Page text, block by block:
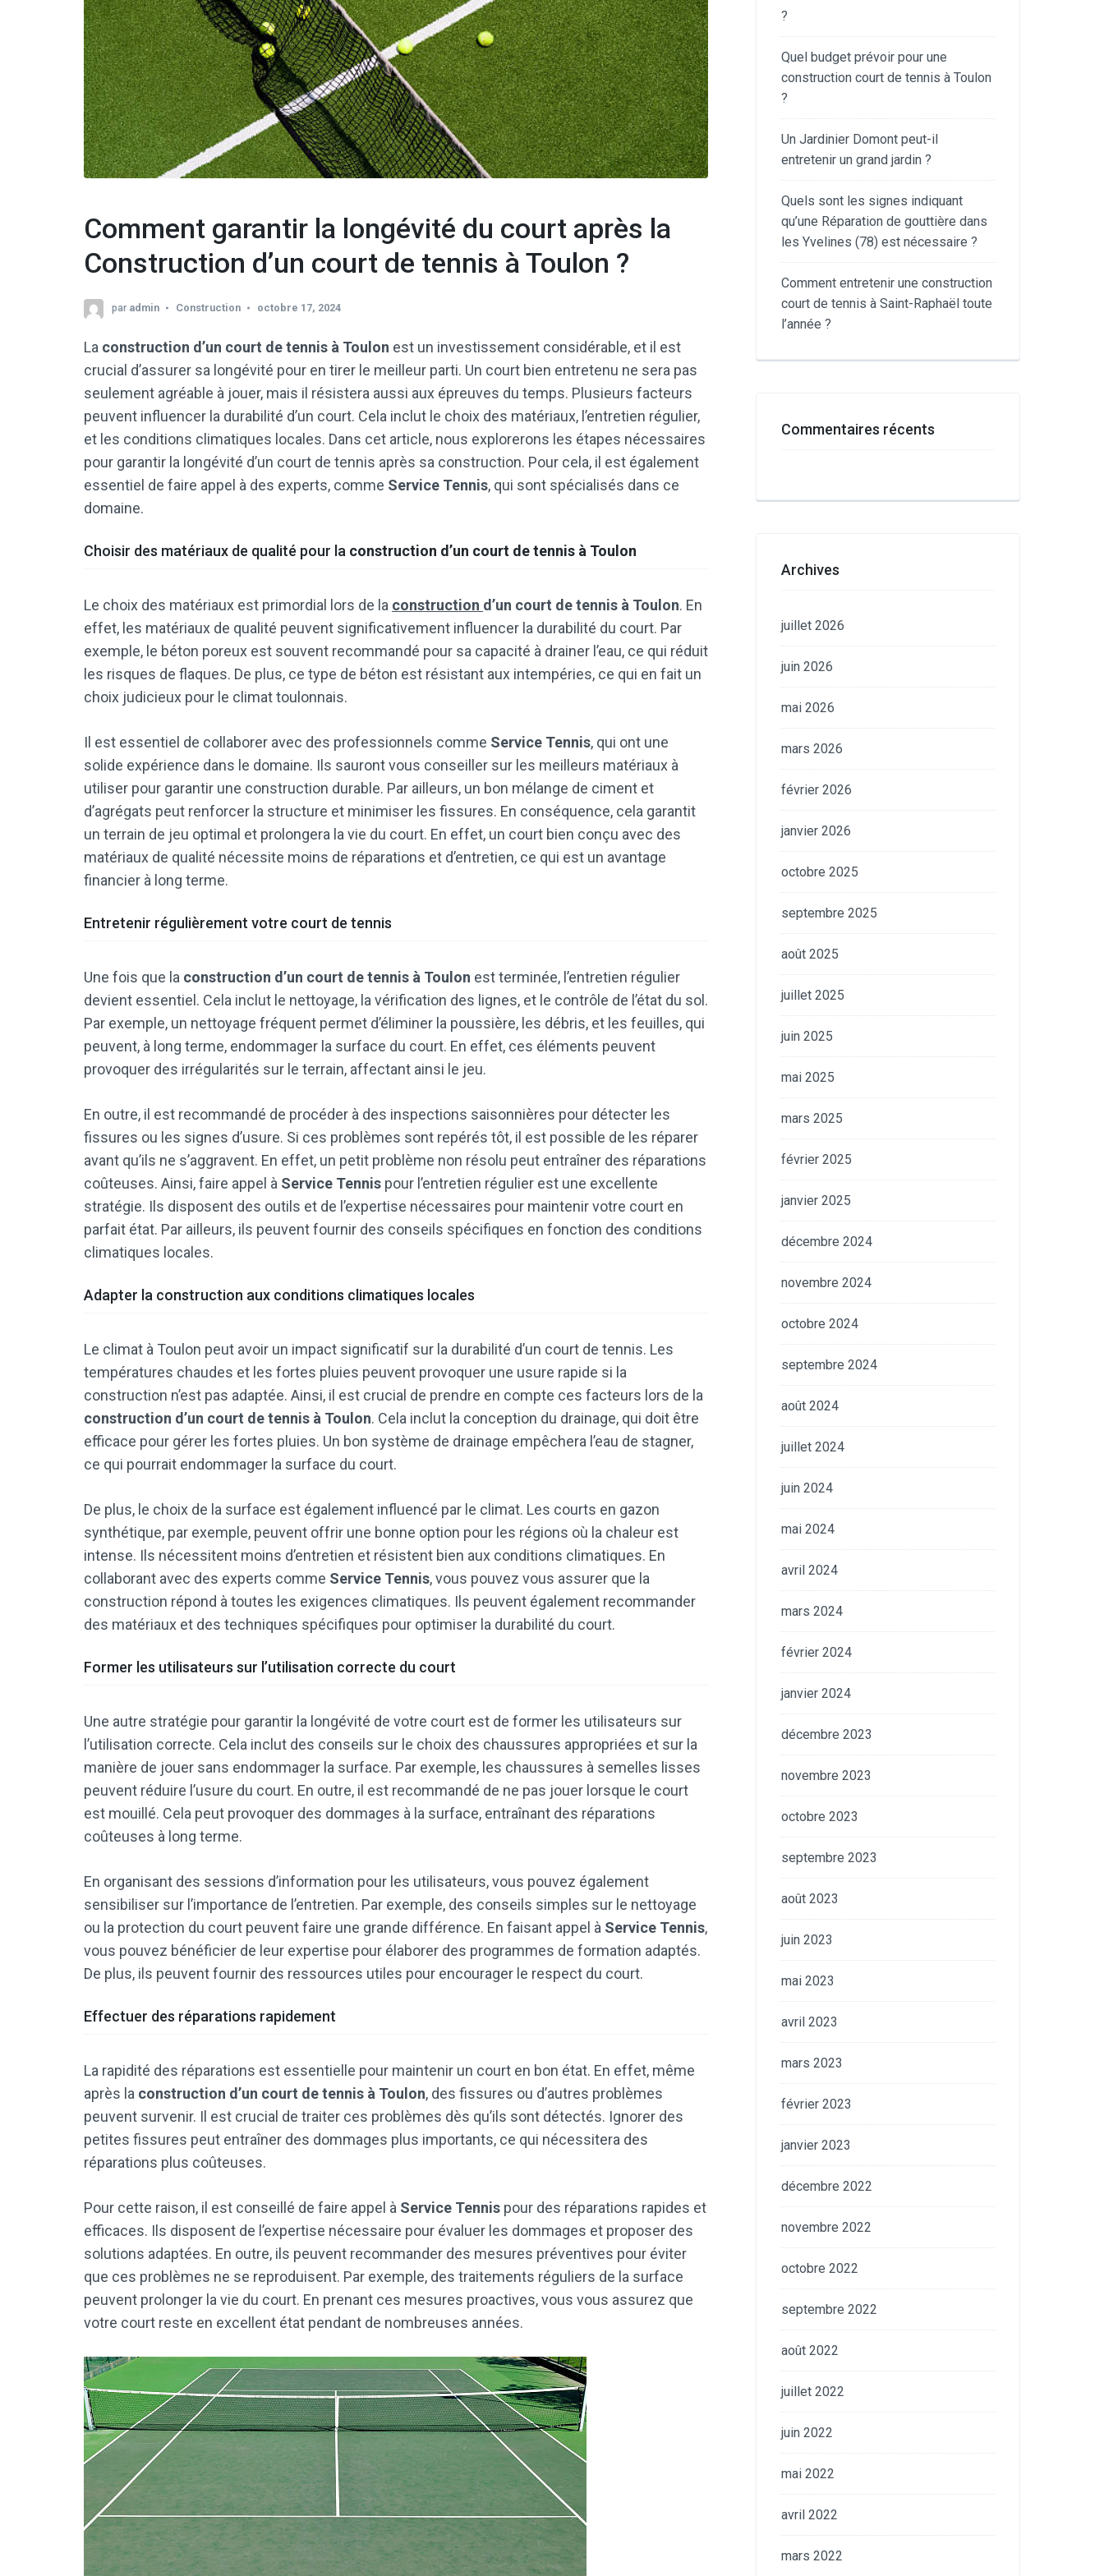
Comment garantir la longévité du court après la
Construction d’un court de tennis à Toulon ?
par admin Construction octobre 17, 2024
La construction d’un court de tennis à Toulon est un investissement considérable, et il est
crucial d’assurer sa longévité pour en tirer le meilleur parti. Un court bien entretenu ne sera pas
seulement agréable à jouer, mais il résistera aussi aux épreuves du temps. Plusieurs facteurs
peuvent influencer la durabilité d’un court. Cela inclut le choix des matériaux, l’entretien régulier,
et les conditions climatiques locales. Dans cet article, nous explorerons les étapes nécessaires
pour garantir la longévité d’un court de tennis après sa construction. Pour cela, il est également
essentiel de faire appel à des experts, comme Service Tennis, qui sont spécialisés dans ce
domaine.
Choisir des matériaux de qualité pour la construction d’un court de tennis à Toulon
Le choix des matériaux est primordial lors de la construction d’un court de tennis à Toulon. En
effet, les matériaux de qualité peuvent significativement influencer la durabilité du court. Par
exemple, le béton poreux est souvent recommandé pour sa capacité à drainer l’eau, ce qui réduit
les risques de flaques. De plus, ce type de béton est résistant aux intempéries, ce qui en fait un
choix judicieux pour le climat toulonnais.
Il est essentiel de collaborer avec des professionnels comme Service Tennis, qui ont une
solide expérience dans le domaine. Ils sauront vous conseiller sur les meilleurs matériaux à
utiliser pour garantir une construction durable. Par ailleurs, un bon mélange de ciment et
d’agrégats peut renforcer la structure et minimiser les fissures. En conséquence, cela garantit
un terrain de jeu optimal et prolongera la vie du court. En effet, un court bien conçu avec des
matériaux de qualité nécessite moins de réparations et d’entretien, ce qui est un avantage
financier à long terme.
Entretenir régulièrement votre court de tennis
Une fois que la construction d’un court de tennis à Toulon est terminée, l’entretien régulier
devient essentiel. Cela inclut le nettoyage, la vérification des lignes, et le contrôle de l’état du sol.
Par exemple, un nettoyage fréquent permet d’éliminer la poussière, les débris, et les feuilles, qui
peuvent, à long terme, endommager la surface du court. En effet, ces éléments peuvent
provoquer des irrégularités sur le terrain, affectant ainsi le jeu.
En outre, il est recommandé de procéder à des inspections saisonnières pour détecter les
fissures ou les signes d’usure. Si ces problèmes sont repérés tôt, il est possible de les réparer
avant qu’ils ne s’aggravent. En effet, un petit problème non résolu peut entraîner des réparations
coûteuses. Ainsi, faire appel à Service Tennis pour l’entretien régulier est une excellente
stratégie. Ils disposent des outils et de l’expertise nécessaires pour maintenir votre court en
parfait état. Par ailleurs, ils peuvent fournir des conseils spécifiques en fonction des conditions
climatiques locales.
Adapter la construction aux conditions climatiques locales
Le climat à Toulon peut avoir un impact significatif sur la durabilité d’un court de tennis. Les
températures chaudes et les fortes pluies peuvent provoquer une usure rapide si la
construction n’est pas adaptée. Ainsi, il est crucial de prendre en compte ces facteurs lors de la
construction d’un court de tennis à Toulon. Cela inclut la conception du drainage, qui doit être
efficace pour gérer les fortes pluies. Un bon système de drainage empêchera l’eau de stagner,
ce qui pourrait endommager la surface du court.
De plus, le choix de la surface est également influencé par le climat. Les courts en gazon
synthétique, par exemple, peuvent offrir une bonne option pour les régions où la chaleur est
intense. Ils nécessitent moins d’entretien et résistent bien aux conditions climatiques. En
collaborant avec des experts comme Service Tennis, vous pouvez vous assurer que la
construction répond à toutes les exigences climatiques. Ils peuvent également recommander
des matériaux et des techniques spécifiques pour optimiser la durabilité du court.
Former les utilisateurs sur l’utilisation correcte du court
Une autre stratégie pour garantir la longévité de votre court est de former les utilisateurs sur
l’utilisation correcte. Cela inclut des conseils sur le choix des chaussures appropriées et sur la
manière de jouer sans endommager la surface. Par exemple, les chaussures à semelles lisses
peuvent réduire l’usure du court. En outre, il est recommandé de ne pas jouer lorsque le court
est mouillé. Cela peut provoquer des dommages à la surface, entraînant des réparations
coûteuses à long terme.
En organisant des sessions d’information pour les utilisateurs, vous pouvez également
sensibiliser sur l’importance de l’entretien. Par exemple, des conseils simples sur le nettoyage
ou la protection du court peuvent faire une grande différence. En faisant appel à Service Tennis,
vous pouvez bénéficier de leur expertise pour élaborer des programmes de formation adaptés.
De plus, ils peuvent fournir des ressources utiles pour encourager le respect du court.
Effectuer des réparations rapidement
La rapidité des réparations est essentielle pour maintenir un court en bon état. En effet, même
après la construction d’un court de tennis à Toulon, des fissures ou d’autres problèmes
peuvent survenir. Il est crucial de traiter ces problèmes dès qu’ils sont détectés. Ignorer des
petites fissures peut entraîner des dommages plus importants, ce qui nécessitera des
réparations plus coûteuses.
Pour cette raison, il est conseillé de faire appel à Service Tennis pour des réparations rapides et
efficaces. Ils disposent de l’expertise nécessaire pour évaluer les dommages et proposer des
solutions adaptées. En outre, ils peuvent recommander des mesures préventives pour éviter
que ces problèmes ne se reproduisent. Par exemple, des traitements réguliers de la surface
peuvent prolonger la vie du court. En prenant ces mesures proactives, vous vous assurez que
votre court reste en excellent état pendant de nombreuses années.
?
Quel budget prévoir pour une
construction court de tennis à Toulon
?
Un Jardinier Domont peut-il
entretenir un grand jardin ?
Quels sont les signes indiquant
qu’une Réparation de gouttière dans
les Yvelines (78) est nécessaire ?
Comment entretenir une construction
court de tennis à Saint-Raphaël toute
l’année ?
Commentaires récents
Archives
juillet 2026
juin 2026
mai 2026
mars 2026
février 2026
janvier 2026
octobre 2025
septembre 2025
août 2025
juillet 2025
juin 2025
mai 2025
mars 2025
février 2025
janvier 2025
décembre 2024
novembre 2024
octobre 2024
septembre 2024
août 2024
juillet 2024
juin 2024
mai 2024
avril 2024
mars 2024
février 2024
janvier 2024
décembre 2023
novembre 2023
octobre 2023
septembre 2023
août 2023
juin 2023
mai 2023
avril 2023
mars 2023
février 2023
janvier 2023
décembre 2022
novembre 2022
octobre 2022
septembre 2022
août 2022
juillet 2022
juin 2022
mai 2022
avril 2022
mars 2022